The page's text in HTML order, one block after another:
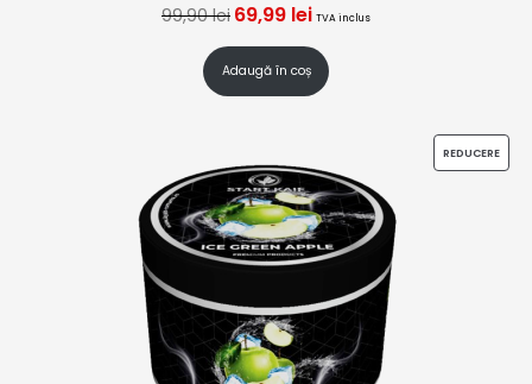
99,90lei 69,99 lei TVA inclus
Adaugă în coș
REDUCERE